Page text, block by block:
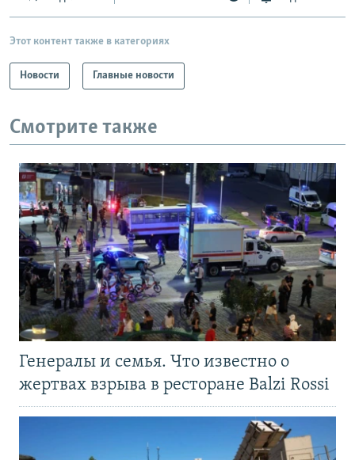
Этот контент также в категориях
Новости Главные новости
Смотрите также
Генералы и семья. Что известно о
жертвах взрыва в ресторане Balzi Rossi